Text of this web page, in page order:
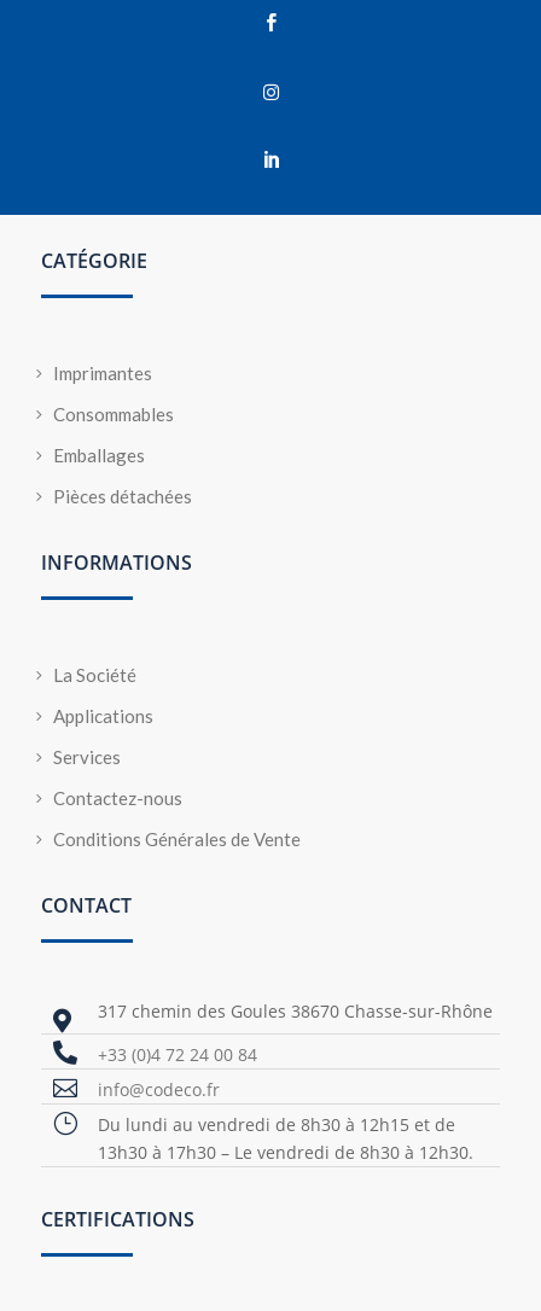



CATÉGORIE
Imprimantes
Consommables
Emballages
Pièces détachées
INFORMATIONS
La Société
Applications
Services
Contactez-nous
Conditions Générales de Vente
CONTACT
 317 chemin des Goules 38670 Chasse-sur-Rhône
 +33 (0)4 72 24 00 84
 info@codeco.fr
}
Du lundi au vendredi de 8h30 à 12h15 et de
13h30 à 17h30 – Le vendredi de 8h30 à 12h30.
CERTIFICATIONS